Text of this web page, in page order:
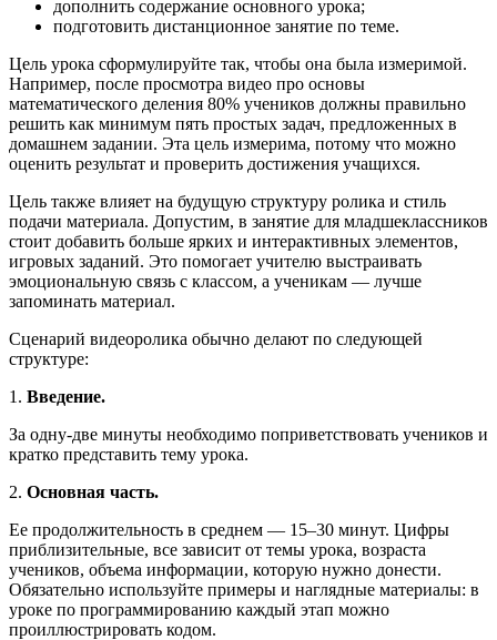
дополнить содержание основного урока;
подготовить дистанционное занятие по теме.
Цель урока сформулируйте так, чтобы она была измеримой.
Например, после просмотра видео про основы
математического деления 80% учеников должны правильно
решить как минимум пять простых задач, предложенных в
домашнем задании. Эта цель измерима, потому что можно
оценить результат и проверить достижения учащихся.
Цель также влияет на будущую структуру ролика и стиль
подачи материала. Допустим, в занятие для младшеклассников
стоит добавить больше ярких и интерактивных элементов,
игровых заданий. Это помогает учителю выстраивать
эмоциональную связь с классом, а ученикам — лучше
запоминать материал.
Сценарий видеоролика обычно делают по следующей
структуре:
1. Введение.
За одну-две минуты необходимо поприветствовать учеников и
кратко представить тему урока.
2. Основная часть.
Ее продолжительность в среднем — 15–30 минут. Цифры
приблизительные, все зависит от темы урока, возраста
учеников, объема информации, которую нужно донести.
Обязательно используйте примеры и наглядные материалы: в
уроке по программированию каждый этап можно
проиллюстрировать кодом.